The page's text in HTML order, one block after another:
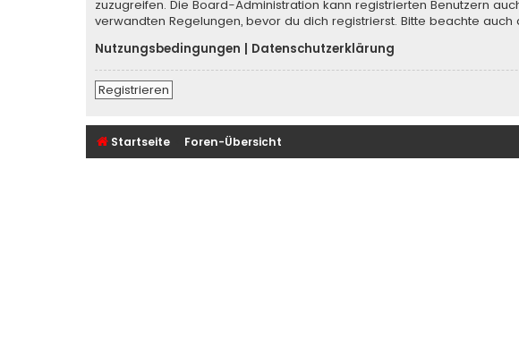
zuzugreifen. Die Board-Administration kann registrierten Benutzern
verwandten Regelungen, bevor du dich registrierst. Bitte beachte
Nutzungsbedingungen
Datenschutzerklärung
Registrieren
Startseite Foren-Übersicht